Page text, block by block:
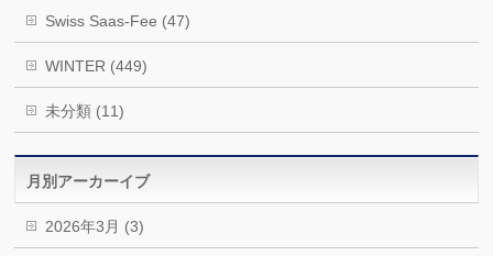
Swiss Saas-Fee (47)
WINTER (449)
未分類 (11)
月別アーカーイブ
2026年3月 (3)